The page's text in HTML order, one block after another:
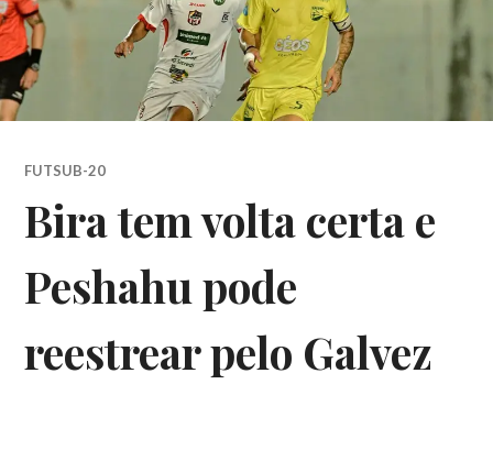
FUTSUB-20
Bira tem volta certa e
Peshahu pode
reestrear pelo Galvez